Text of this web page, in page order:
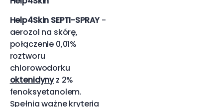
Help4Skin SEPTI-SPRAY-
aerozol na skórę,
połączenie 0,01%
roztworu
chlorowodorku
oktenidynyz 2%
fenoksyetanolem.
Spełnia ważne kryteria